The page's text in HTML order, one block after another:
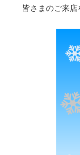
皆さまのご来店